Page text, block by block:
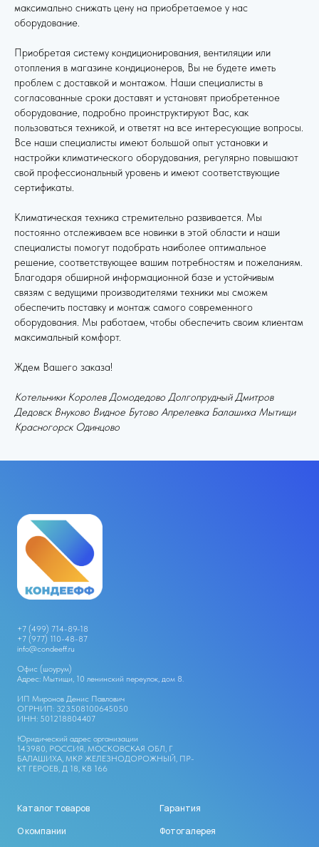
максимально снижать цену на приобретаемое у нас
оборудование.
Приобретая систему кондиционирования, вентиляции или
отопления в магазине кондиционеров, Вы не будете иметь
проблем с доставкой и монтажом. Наши специалисты в
согласованные сроки доставят и установят приобретенное
оборудование, подробно проинструктируют Вас, как
пользоваться техникой, и ответят на все интересующие вопросы.
Все наши специалисты имеют большой опыт установки и
настройки климатического оборудования, регулярно повышают
свой профессиональный уровень и имеют соответствующие
сертификаты.
Климатическая техника стремительно развивается. Мы
постоянно отслеживаем все новинки в этой области и наши
специалисты помогут подобрать наиболее оптимальное
решение, соответствующее вашим потребностям и пожеланиям.
Благодаря обширной информационной базе и устойчивым
связям с ведущими производителями техники мы сможем
обеспечить поставку и монтаж самого современного
оборудования. Мы работаем, чтобы обеспечить своим клиентам
максимальный комфорт.
Ждем Вашего заказа!
Котельники Королев Домодедово Долгопрудный Дмитров
Дедовск Внуково Видное Бутово Апрелевка Балашиха Мытищи
Красногорск Одинцово
+7 (499) 714-89-18
+7 (977) 110-48-87
info@condeeff.ru
Офис (шоурум)
Адрес: Мытищи, 10 ленинский переулок, дом 8.
ИП Миронов Денис Павлович
ОГРНИП: 323508100645050
ИНН: 501218804407
Юридический адрес организации
143980, РОССИЯ, МОСКОВСКАЯ ОБЛ, Г
БАЛАШИХА, МКР ЖЕЛЕЗНОДОРОЖНЫЙ, ПР-
КТ ГЕРОЕВ, Д 18, КВ 166
Каталог товаров
О компании
Гарантия
Фотогалерея